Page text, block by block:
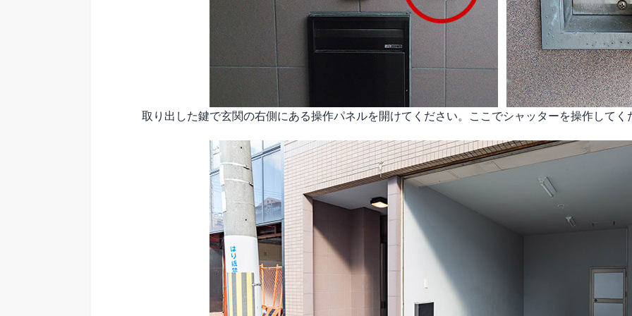
取り出した鍵で玄関の右側にある操作パネルを開けてください。ここでシャッターを操作してく